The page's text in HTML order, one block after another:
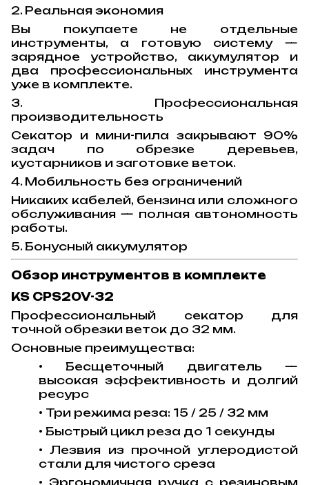
2. Реальная экономия
Вы покупаете не отдельные
инструменты, а готовую систему —
зарядное устройство, аккумулятор и
два профессиональных инструмента
уже в комплекте.
3. Профессиональная
производительность
Секатор и мини-пила закрывают 90%
задач по обрезке деревьев,
кустарников и заготовке веток.
4. Мобильность без ограничений
Никаких кабелей, бензина или сложного
обслуживания — полная автономность
работы.
5. Бонусный аккумулятор
Обзор инструментов в комплекте
KS CPS20V-32
Профессиональный секатор для
точной обрезки веток до 32 мм.
Основные преимущества:
• Бесщеточный двигатель —
высокая эффективность и долгий
ресурс
• Три режима реза: 15 / 25 / 32 мм
• Быстрый цикл реза до 1 секунды
• Лезвия из прочной углеродистой
стали для чистого среза